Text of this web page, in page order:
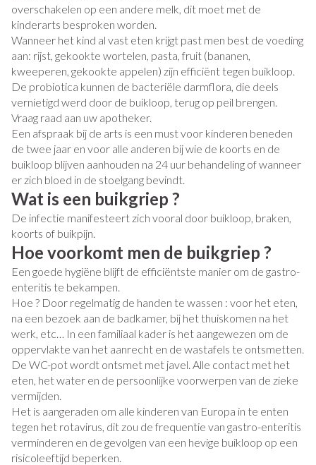
overschakelen op een andere melk, dit moet met de
kinderarts besproken worden.
Wanneer het kind al vast eten krijgt past men best de voeding
aan: rijst, gekookte wortelen, pasta, fruit (bananen,
kweeperen, gekookte appelen) zijn efficiënt tegen buikloop.
De probiotica kunnen de bacteriële darmflora, die deels
vernietigd werd door de buikloop, terug op peil brengen.
Vraag raad aan uw apotheker.
Een afspraak bij de arts is een must voor kinderen beneden
de twee jaar en voor alle anderen bij wie de koorts en de
buikloop blijven aanhouden na 24 uur behandeling of wanneer
er zich bloed in de stoelgang bevindt.
Wat is een buikgriep ?
De infectie manifesteert zich vooral door buikloop, braken,
koorts of buikpijn.
Hoe voorkomt men de buikgriep ?
Een goede hygiëne blijft de efficiëntste manier om de gastro-
enteritis te bekampen.
Hoe ? Door regelmatig de handen te wassen : voor het eten,
na een bezoek aan de badkamer, bij het thuiskomen na het
werk, etc… In een familiaal kader is het aangewezen om de
oppervlakte van het aanrecht en de wastafels te ontsmetten.
De WC-pot wordt ontsmet met javel. Alle contact met het
eten, het water en de persoonlijke voorwerpen van de zieke
vermijden.
Het is aangeraden om alle kinderen van Europa in te enten
tegen het rotavirus, dit zou de frequentie van gastro-enteritis
verminderen en de gevolgen van een hevige buikloop op een
risicoleeftijd beperken.